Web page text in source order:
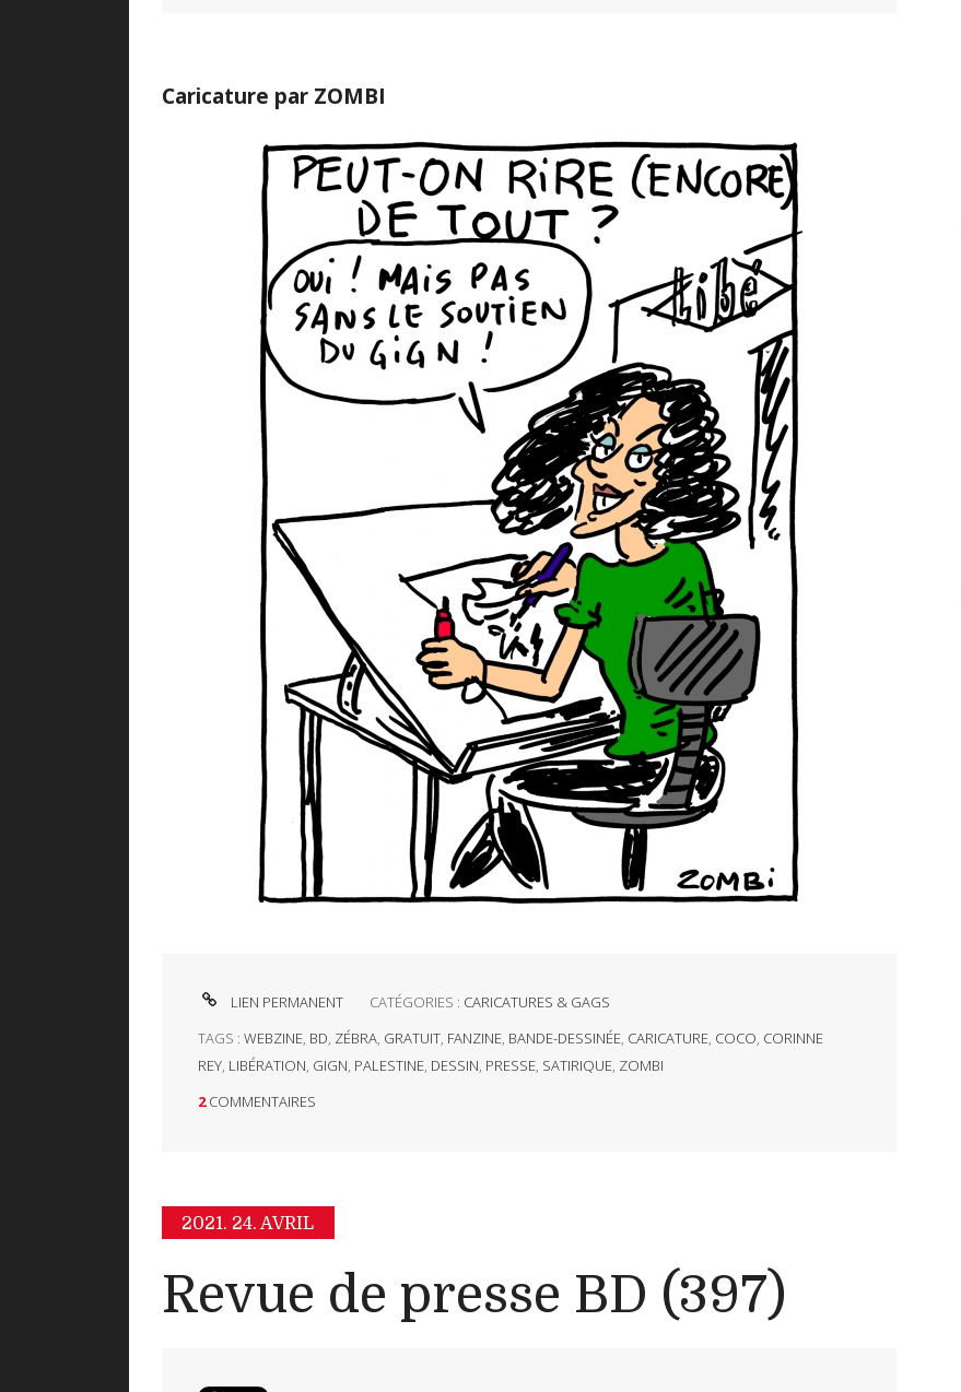
Caricature par ZOMBI
LIEN PERMANENT CATÉGORIES : CARICATURES & GAGS
TAGS : WEBZINE, BD, ZÉBRA, GRATUIT, FANZINE, BANDE-DESSINÉE, CARICATURE, COCO, CORINNE
REY, LIBÉRATION, GIGN, PALESTINE, DESSIN, PRESSE, SATIRIQUE, ZOMBI
2 COMMENTAIRES
2021. 24. AVRIL
Revue de presse BD (397)